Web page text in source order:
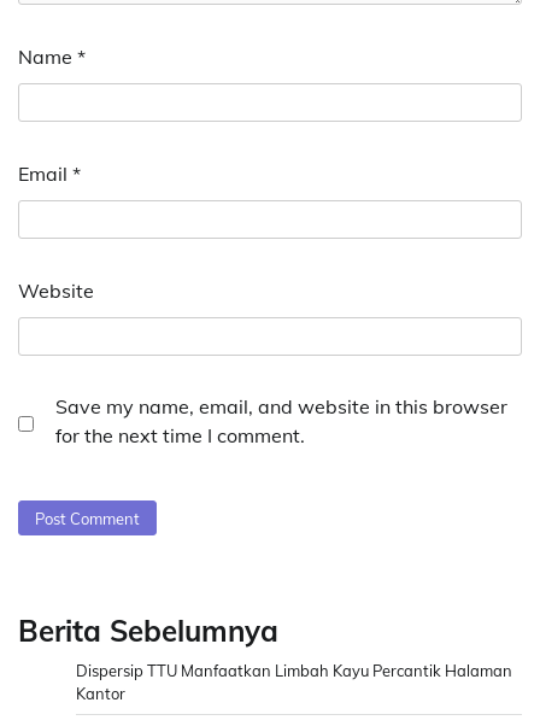
Name *
Email *
Website
Save my name, email, and website in this browser
for the next time I comment.
Berita Sebelumnya
Dispersip TTU Manfaatkan Limbah Kayu Percantik Halaman
Kantor